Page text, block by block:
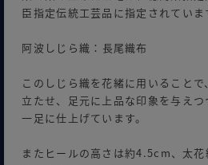
臣指定伝統工芸品に指定されていま
阿波しじら織： 長尾織布
このしじら織を花緒に用いること
立たせ、足元に上品な印象を与え
一足に仕上げています。
またヒールの高さは約4.5cm、太